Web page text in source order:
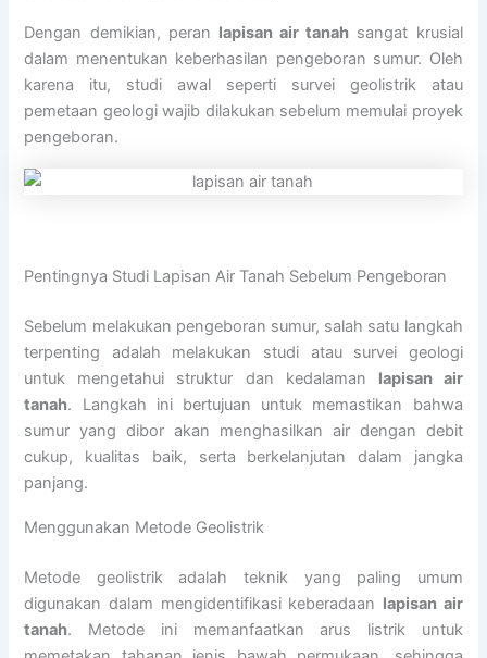
Dengan demikian, peran lapisan air tanah sangat krusial
dalam menentukan keberhasilan pengeboran sumur. Oleh
karena itu, studi awal seperti survei geolistrik atau
pemetaan geologi wajib dilakukan sebelum memulai proyek
pengeboran.
Pentingnya Studi Lapisan Air Tanah Sebelum Pengeboran
Sebelum melakukan pengeboran sumur, salah satu langkah
terpenting adalah melakukan studi atau survei geologi
untuk mengetahui struktur dan kedalaman lapisan air
tanah. Langkah ini bertujuan untuk memastikan bahwa
sumur yang dibor akan menghasilkan air dengan debit
cukup, kualitas baik, serta berkelanjutan dalam jangka
panjang.
Menggunakan Metode Geolistrik
Metode geolistrik adalah teknik yang paling umum
digunakan dalam mengidentifikasi keberadaan lapisan air
tanah. Metode ini memanfaatkan arus listrik untuk